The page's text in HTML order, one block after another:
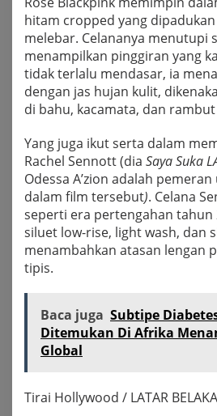
hitam cropped yang
melebar. Celananya menutupi
menampilkan pinggiran yang
tidak terlalu mendasar, ia
dengan jas hujan kulit,
di bahu, kacamata, dan rambut
Yang juga ikut serta dalam
Rachel Sennott (dia Saya Suka
Odessa A’zion adalah
dalam film tersebut). Celana
seperti era pertengahan tahun
siluet low-rise, light wash, dan
menambahkan atasan lengan
tipis.
Baca juga Subtipe
Ditemukan Di Afrika
Global
Tirai Hollywood / LATAR